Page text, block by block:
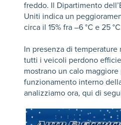
freddo. Il Dipartimento
Uniti indica un
circa il 15% fra –6 °C e 25
In presenza di temperature
tutti i veicoli perdono
mostrano un calo
funzionamento interno
analizziamo ora, qui di